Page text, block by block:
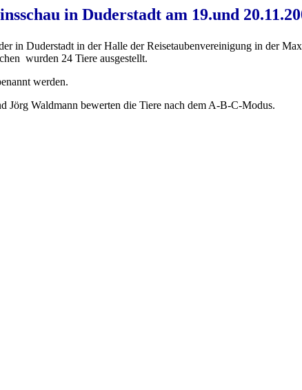
in Duderstadt am 19.und
in Duderstadt in der Halle der Reisetaubenvereinigung in der
wurden 24 Tiere ausgestellt.
werden.
Jörg Waldmann bewerten die Tiere nach dem A-B-C-Modus.